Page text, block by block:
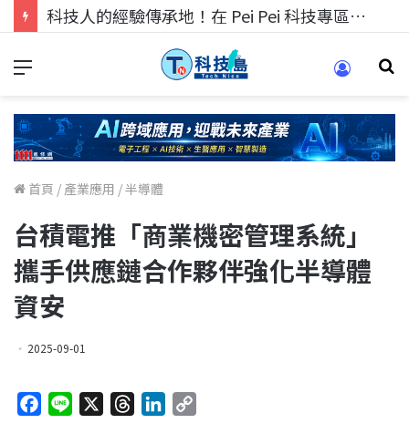
科技人的經驗傳承地！在 Pei Pei 科技專區，與學弟妹交流最硬核的技術
首頁 / 產業應用 /半導體
台積電推「商業機密管理系統」
攜手供應鏈合作夥伴強化半導體
資安
2025-09-01